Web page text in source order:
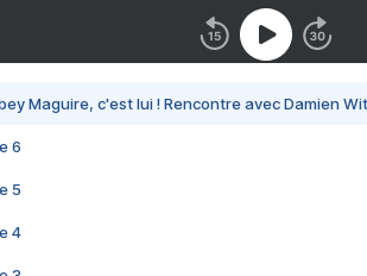
Maguire, c'est lui ! Rencontre avec Damien
6
5
4